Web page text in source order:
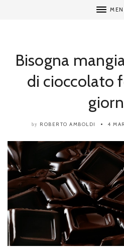
Bisogna
di cioccolato
by ROBERTO AMBOLDI 4